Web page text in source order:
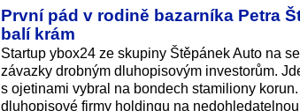
První pád v rodině bazarníka Petra
balí krám
Startup ybox24 ze skupiny Štěpánek Auto na
závazky drobným dluhopisovým investorům.
s ojetinami vybral na bondech stamiliony
dluhopisové firmy holdingu na